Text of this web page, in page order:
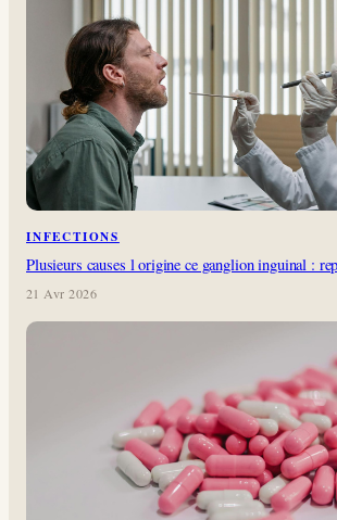
INFECTIONS
Plusieurs causes l origine ce ganglion inguinal :
21 Avr 2026